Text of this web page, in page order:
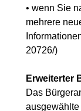
• wenn Sie
mehrere
20726/)
Erweiterter
Das